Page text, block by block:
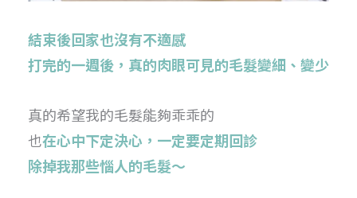
結束後回家也沒有不適感
打完的一週後，真的肉眼可見的毛髮變細、變少
真的希望我的毛髮能夠乖乖的
也在心中下定決心，一定要定期回診
除掉我那些惱人的毛髮～